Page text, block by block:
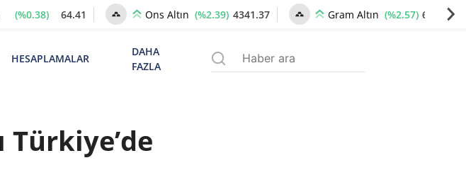
(%0.38) 64.41 Ons Altın (%2.39) 4341.37 Gram Altın (%2.57) 6659.77
HESAPLAMALAR
DAHA
FAZLA